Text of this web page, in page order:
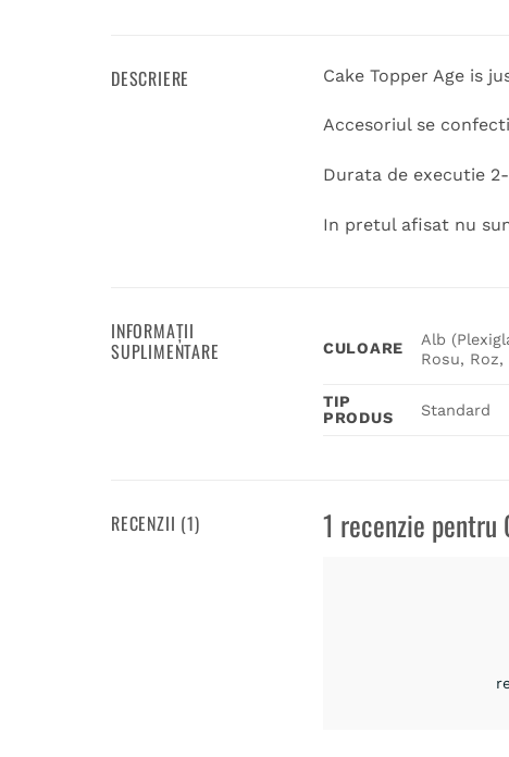
DESCRIERE Cake Topper Age is
Accesoriul se
Durata de executie
In pretul afisat nu
INFORMAȚII
SUPLIMENTARE CULOARE
Alb
Rosu,
TIP
PRODUS
Standard
RECENZII (1) 1 recenzie pentru